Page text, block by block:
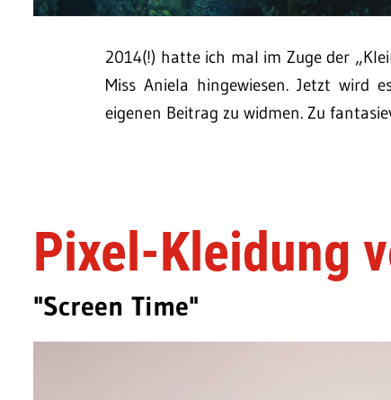
2014(!) hatte ich mal im Zuge der
Miss Aniela hingewiesen. Jetzt wird
eigenen Beitrag zu widmen. Zu
Pixel-Kleidung
"Screen Time"